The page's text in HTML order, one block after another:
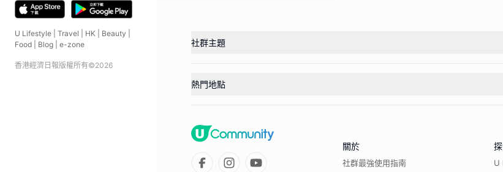
U Lifestyle Travel HK Beauty
Food
Blog e-zone
香港經濟日報版權所有©2026
社群主題
熱門地點
關於
社群最強使用指南 U